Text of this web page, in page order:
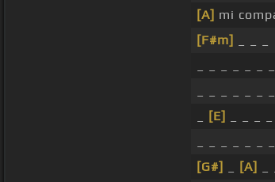
[A] mi
[F#m]
[E]
[G#]
[A]